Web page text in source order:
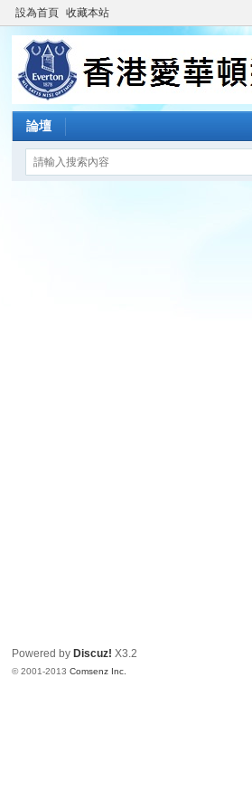
設為首頁 收藏本站
論壇
Powered by Discuz! X3.2
© 2001-2013Comsenz Inc.